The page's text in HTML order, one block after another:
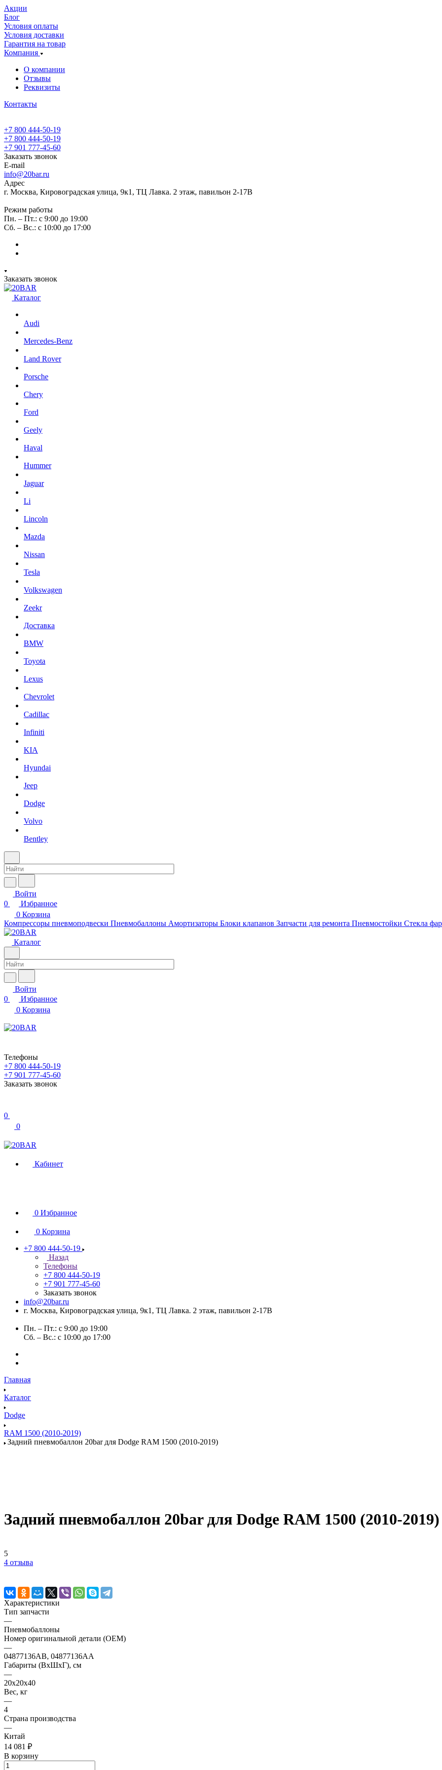
Акции
Блог
Условия оплаты
Условия доставки
Гарантия на товар
Компания
О компании
Отзывы
Реквизиты
Контакты
+7 800 444-50-19
+7 800 444-50-19
+7 901 777-45-60
Заказать звонок
E-mail
info@20bar.ru
Адрес
г. Москва, Кировоградская улица, 9к1, ТЦ Лавка. 2 этаж, павильон 2-17В
Режим работы
Пн. – Пт.: с 9:00 до 19:00
Сб. – Вс.: с 10:00 до 17:00
Заказать звонок
Каталог
Audi
Mercedes-Benz
Land Rover
Porsche
Chery
Ford
Geely
Haval
Hummer
Jaguar
Li
Lincoln
Mazda
Nissan
Tesla
Volkswagen
Zeekr
Доставка
BMW
Toyota
Lexus
Chevrolet
Cadillac
Infiniti
KIA
Hyundai
Jeep
Dodge
Volvo
Bentley
Войти
0
Избранное
0 Корзина
Компрессоры пневмоподвески Пневмобаллоны Амортизаторы Блоки клапанов Запчасти для ремонта Пневмостойки Стекла фар
Каталог
Войти
0
Избранное
0 Корзина
Телефоны
+7 800 444-50-19
+7 901 777-45-60
Заказать звонок
0
0
Кабинет
0 Избранное
0 Корзина
+7 800 444-50-19
Назад
Телефоны
+7 800 444-50-19
+7 901 777-45-60
Заказать звонок
info@20bar.ru
г. Москва, Кировоградская улица, 9к1, ТЦ Лавка. 2 этаж, павильон 2-17В
Пн. – Пт.: с 9:00 до 19:00
Сб. – Вс.: с 10:00 до 17:00
Главная
Каталог
Dodge
RAM 1500 (2010-2019)
Задний пневмобаллон 20bar для Dodge RAM 1500 (2010-2019)
Задний пневмобаллон 20bar для Dodge RAM 1500 (2010-2019)
5
4 отзыва
Характеристики
Тип запчасти
—
Пневмобаллоны
Номер оригинальной детали (OEM)
—
04877136AB, 04877136AA
Габариты (ВхШхГ), см
—
20х20х40
Вес, кг
—
4
Страна производства
—
Китай
14 081 ₽
В корзину